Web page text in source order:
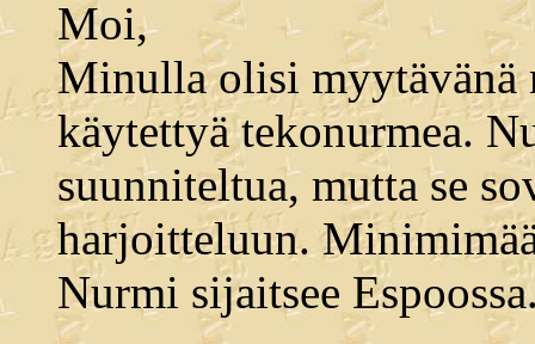
Moi,
Minulla olisi myytävänä
käytettyä tekonurmea.
suunniteltua, mutta se
harjoitteluun.
Nurmi sijaitsee